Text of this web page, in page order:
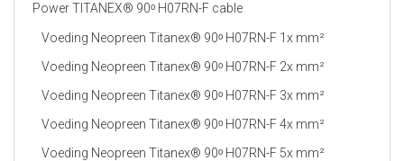
Power TITANEX® 90ᵒ H07RN-F cable
Voeding Neopreen Titanex® 90ᵒ H07RN-F 1x mm²
Voeding Neopreen Titanex® 90ᵒ H07RN-F 2x mm²
Voeding Neopreen Titanex® 90ᵒ H07RN-F 3x mm²
Voeding Neopreen Titanex® 90ᵒ H07RN-F 4x mm²
Voeding Neopreen Titanex® 90ᵒ H07RN-F 5x mm²